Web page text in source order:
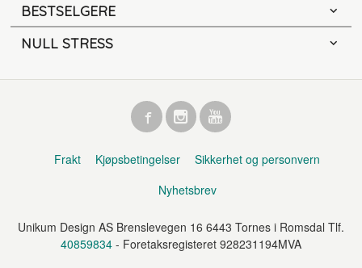
BESTSELGERE
NULL STRESS
Frakt Kjøpsbetingelser
Sikkerhet og personvern
Nyhetsbrev
Unikum Design AS Brenslevegen 16 6443 Tornes i Romsdal Tlf.
40859834 - Foretaksregisteret 928231194MVA